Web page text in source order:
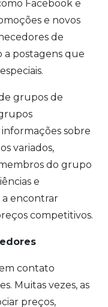
Facebook e
e novos
de
a postagens que
grupos de
sobre
variados,
do grupo
e
a encontrar
competitivos.
contato
Muitas vezes, as
preços,